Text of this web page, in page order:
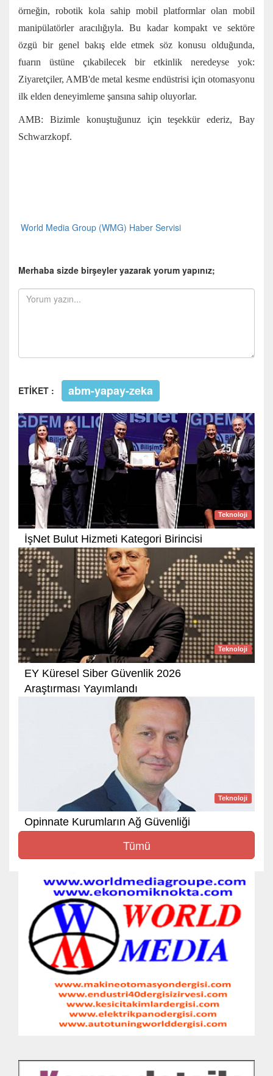
örneğin, robotik kola sahip mobil platformlar olan mobil
manipülatörler aracılığıyla. Bu kadar kompakt ve sektöre
özgü bir genel bakış elde etmek söz konusu olduğunda,
fuarın üstüne çıkabilecek bir etkinlik neredeyse yok:
Ziyaretçiler, AMB'de metal kesme endüstrisi için otomasyonu
ilk elden deneyimleme şansına sahip oluyorlar.
AMB: Bizimle konuştuğunuz için teşekkür ederiz, Bay
Schwarzkopf.
World Media Group (WMG) Haber Servisi
Merhaba sizde birşeyler yazarak yorum yapınız;
ETİKET : abm-yapay-zeka
Teknoloji
İşNet Bulut Hizmeti Kategori Birincisi
Teknoloji
EY Küresel Siber Güvenlik 2026
Araştırması Yayımlandı
Teknoloji
Opinnate Kurumların Ağ Güvenliği
Tümü